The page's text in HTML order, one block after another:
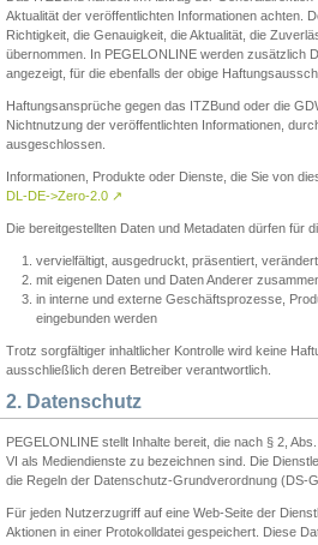
Aktualität der veröffentlichten Informationen achten.
Richtigkeit, die Genauigkeit, die Aktualität, die
übernommen. In PEGELONLINE werden zusätzlich
angezeigt, für die ebenfalls der obige
Haftungsansprüche gegen das ITZBund oder die
Nichtnutzung der veröffentlichten Informationen,
ausgeschlossen.
Informationen, Produkte oder Dienste, die Sie von
DL-DE->Zero-2.0 ↗
Die bereitgestellten Daten und Metadaten dürfen für
vervielfältigt, ausgedruckt, präsentiert,
mit eigenen Daten und Daten Anderer
in interne und externe Geschäftsprozesse,
eingebunden werden
Trotz sorgfältiger inhaltlicher Kontrolle wird keine
ausschließlich deren Betreiber verantwortlich.
2. Datenschutz
PEGELONLINE stellt Inhalte bereit, die nach § 2,
VI als Mediendienste zu bezeichnen sind. Die
die Regeln der Datenschutz-Grundverordnung (DS-
Für jeden Nutzerzugriff auf eine Web-Seite der
Aktionen in einer Protokolldatei gespeichert. Diese